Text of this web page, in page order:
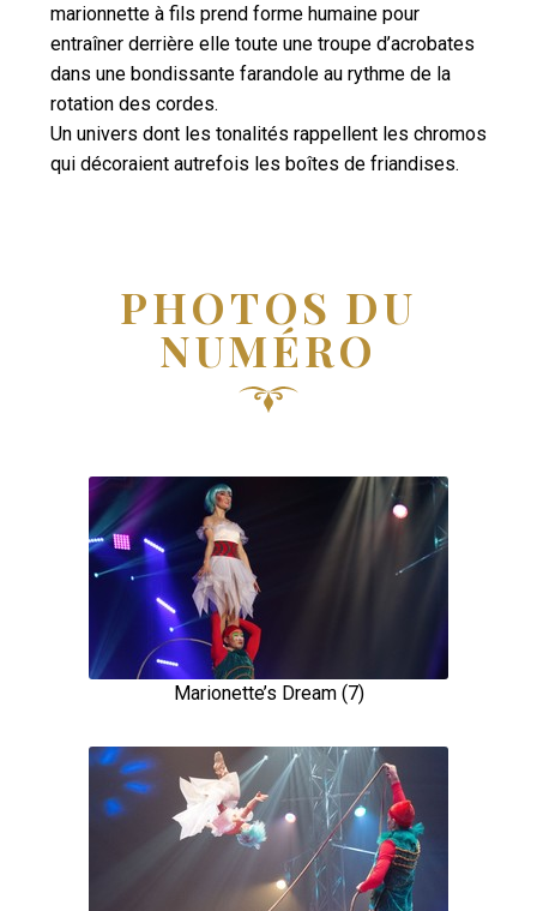
marionnette à fils prend forme humaine pour
entraîner derrière elle toute une troupe d’acrobates
dans une bondissante farandole au rythme de la
rotation des cordes.
Un univers dont les tonalités rappellent les chromos
qui décoraient autrefois les boîtes de friandises.
PHOTOS DU
NUMÉRO
Marionette’s Dream (7)